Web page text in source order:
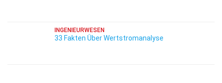
INGENIEURWESEN
33 Fakten Über Wertstromanalyse